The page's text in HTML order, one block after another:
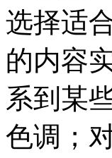
选择适
的内容
系到某
色调；